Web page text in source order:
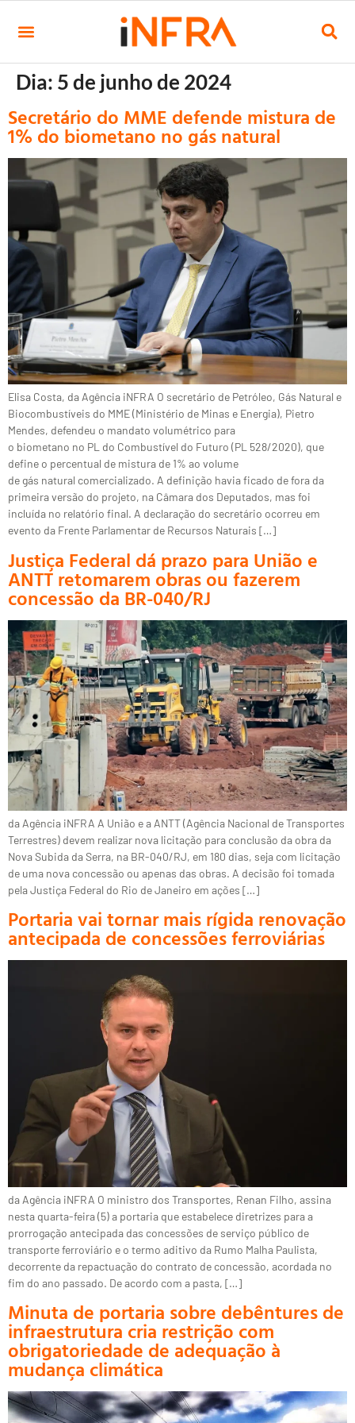
Dia: 5 de junho de 2024
Secretário do MME defende mistura de
1% do biometano no gás natural
Elisa Costa, da Agência iNFRA O secretário de Petróleo, Gás Natural e
Biocombustíveis do MME (Ministério de Minas e Energia), Pietro
Mendes, defendeu o mandato volumétrico para
o biometano no PL do Combustível do Futuro (PL 528/2020), que
define o percentual de mistura de 1% ao volume
de gás natural comercializado. A definição havia ficado de fora da
primeira versão do projeto, na Câmara dos Deputados, mas foi
incluída no relatório final. A declaração do secretário ocorreu em
evento da Frente Parlamentar de Recursos Naturais […]
Justiça Federal dá prazo para União e
ANTT retomarem obras ou fazerem
concessão da BR-040/RJ
da Agência iNFRA A União e a ANTT (Agência Nacional de Transportes
Terrestres) devem realizar nova licitação para conclusão da obra da
Nova Subida da Serra, na BR-040/RJ, em 180 dias, seja com licitação
de uma nova concessão ou apenas das obras. A decisão foi tomada
pela Justiça Federal do Rio de Janeiro em ações […]
Portaria vai tornar mais rígida renovação
antecipada de concessões ferroviárias
da Agência iNFRA O ministro dos Transportes, Renan Filho, assina
nesta quarta-feira (5) a portaria que estabelece diretrizes para a
prorrogação antecipada das concessões de serviço público de
transporte ferroviário e o termo aditivo da Rumo Malha Paulista,
decorrente da repactuação do contrato de concessão, acordada no
fim do ano passado. De acordo com a pasta, […]
Minuta de portaria sobre debêntures de
infraestrutura cria restrição com
obrigatoriedade de adequação à
mudança climática